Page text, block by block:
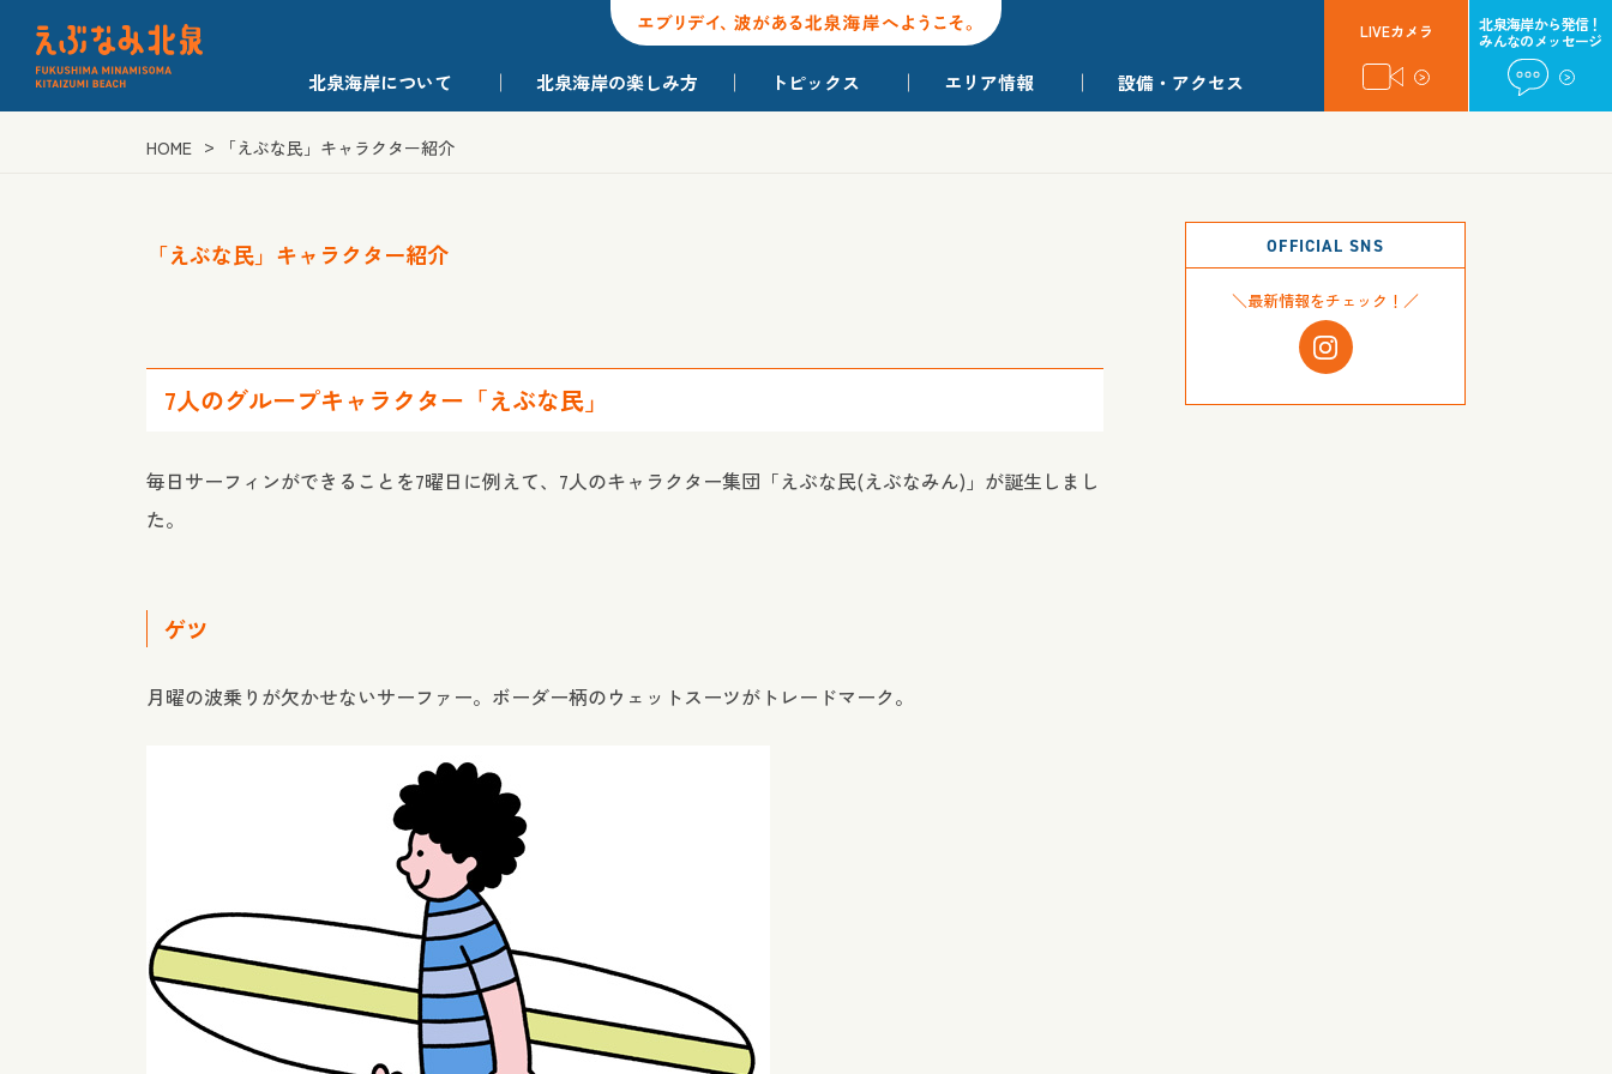
北泉海岸について 北泉海岸の楽しみ方 トピックス エリア情報 設備・アクセス
LIVEカメラ
北泉海岸から発信！
みんなのメッセージ
HOME 「えぶな民」キャラクター紹介
「えぶな民」キャラクター紹介
7人のグループキャラクター「えぶな民」
毎日サーフィンができることを7曜日に例えて、7人のキャラクター集団「えぶな民(えぶなみん)」が誕生しまし
た。
ゲツ
月曜の波乗りが欠かせないサーファー。ボーダー柄のウェットスーツがトレードマーク。
OFFICIAL SNS
＼最新情報をチェック！／